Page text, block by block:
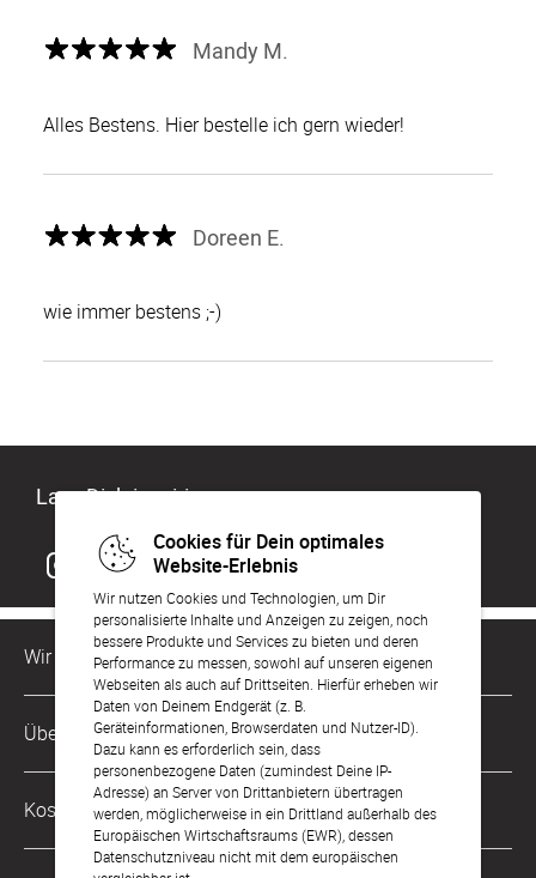
Cookies für Dein optimales
Website-Erlebnis
Wir nutzen Cookies und Technologien, um Dir
personalisierte Inhalte und Anzeigen zu zeigen, noch
bessere Produkte und Services zu bieten und deren
Performance zu messen, sowohl auf unseren eigenen
Webseiten als auch auf Drittseiten. Hierfür erheben wir
Daten von Deinem Endgerät (z. B.
Geräteinformationen, Browserdaten und Nutzer-ID).
Dazu kann es erforderlich sein, dass
personenbezogene Daten (zumindest Deine IP-
Adresse) an Server von Drittanbietern übertragen
werden, möglicherweise in ein Drittland außerhalb des
Europäischen Wirtschaftsraums (EWR), dessen
Datenschutzniveau nicht mit dem europäischen
Mandy M.
Alles Bestens. Hier bestelle ich gern wieder!
Doreen E.
wie immer bestens ;-)
Lass Dich inspirieren
Wir sind für Dich da
Kundenservice-Hotline
0221 956 725 10
Mo. - Fr. von 9 bis 17 Uhr
kontakt@sendmoments.de
Über Uns
Philosophie
Karriere
Kostenlose Services
Musterkarten